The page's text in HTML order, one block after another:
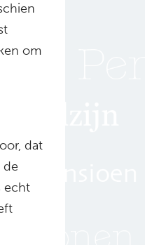
om
dat
de
echt